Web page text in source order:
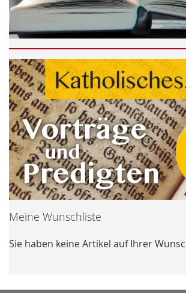
Meine Wunschliste
Sie haben keine Artikel auf Ihrer